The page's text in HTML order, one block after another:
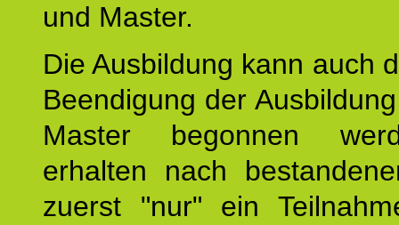
und Master.
Die Ausbildung kann auch
Beendigung der
Master begonnen
erhalten nach
zuerst "nur" ein